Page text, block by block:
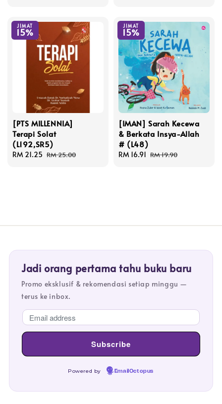
JIMAT
15%
[PTS MILLENNIA]
Terapi Solat
(L192,SR5)
Sale
RM 21.25 Regular
RM 25.00
JIMAT
15%
[IMAN] Sarah Kecewa
& Berkata Insya-Allah
# (L48)
Sale
RM 16.91 Regular
RM 19.90
Jadi orang pertama tahu buku baru
Promo eksklusif & rekomendasi setiap minggu —
terus ke inbox.
Powered by EmailOctopus